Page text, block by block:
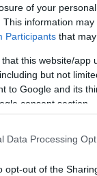
of your
This information
Participants that
that this website/
but not
to Google and its
consent section.
Data Processing
opt-out of the
για να
διατύπωσε
άλλοτε
επιπέδου